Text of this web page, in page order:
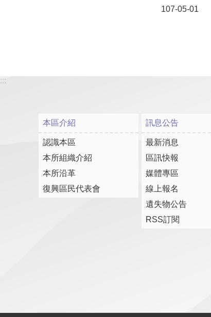
107-05-01
:::
本區介紹
認識本區
本所組織介紹
本所沿革
復興區民代表會
訊息公告
最新消息
區訊快報
媒體專區
線上報名
遺失物公告
RSS訂閱